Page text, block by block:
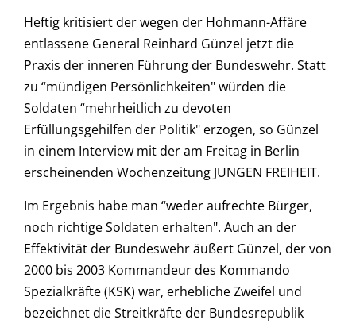
Heftig kritisiert der wegen der Hohmann-Affäre
entlassene General Reinhard Günzel jetzt die
Praxis der inneren Führung der Bundeswehr. Statt
zu “mündigen Persönlichkeiten" würden die
Soldaten “mehrheitlich zu devoten
Erfüllungsgehilfen der Politik" erzogen, so Günzel
in einem Interview mit der am Freitag in Berlin
erscheinenden Wochenzeitung JUNGEN FREIHEIT.
Im Ergebnis habe man “weder aufrechte Bürger,
noch richtige Soldaten erhalten". Auch an der
Effektivität der Bundeswehr äußert Günzel, der von
2000 bis 2003 Kommandeur des Kommando
Spezialkräfte (KSK) war, erhebliche Zweifel und
bezeichnet die Streitkräfte der Bundesrepublik